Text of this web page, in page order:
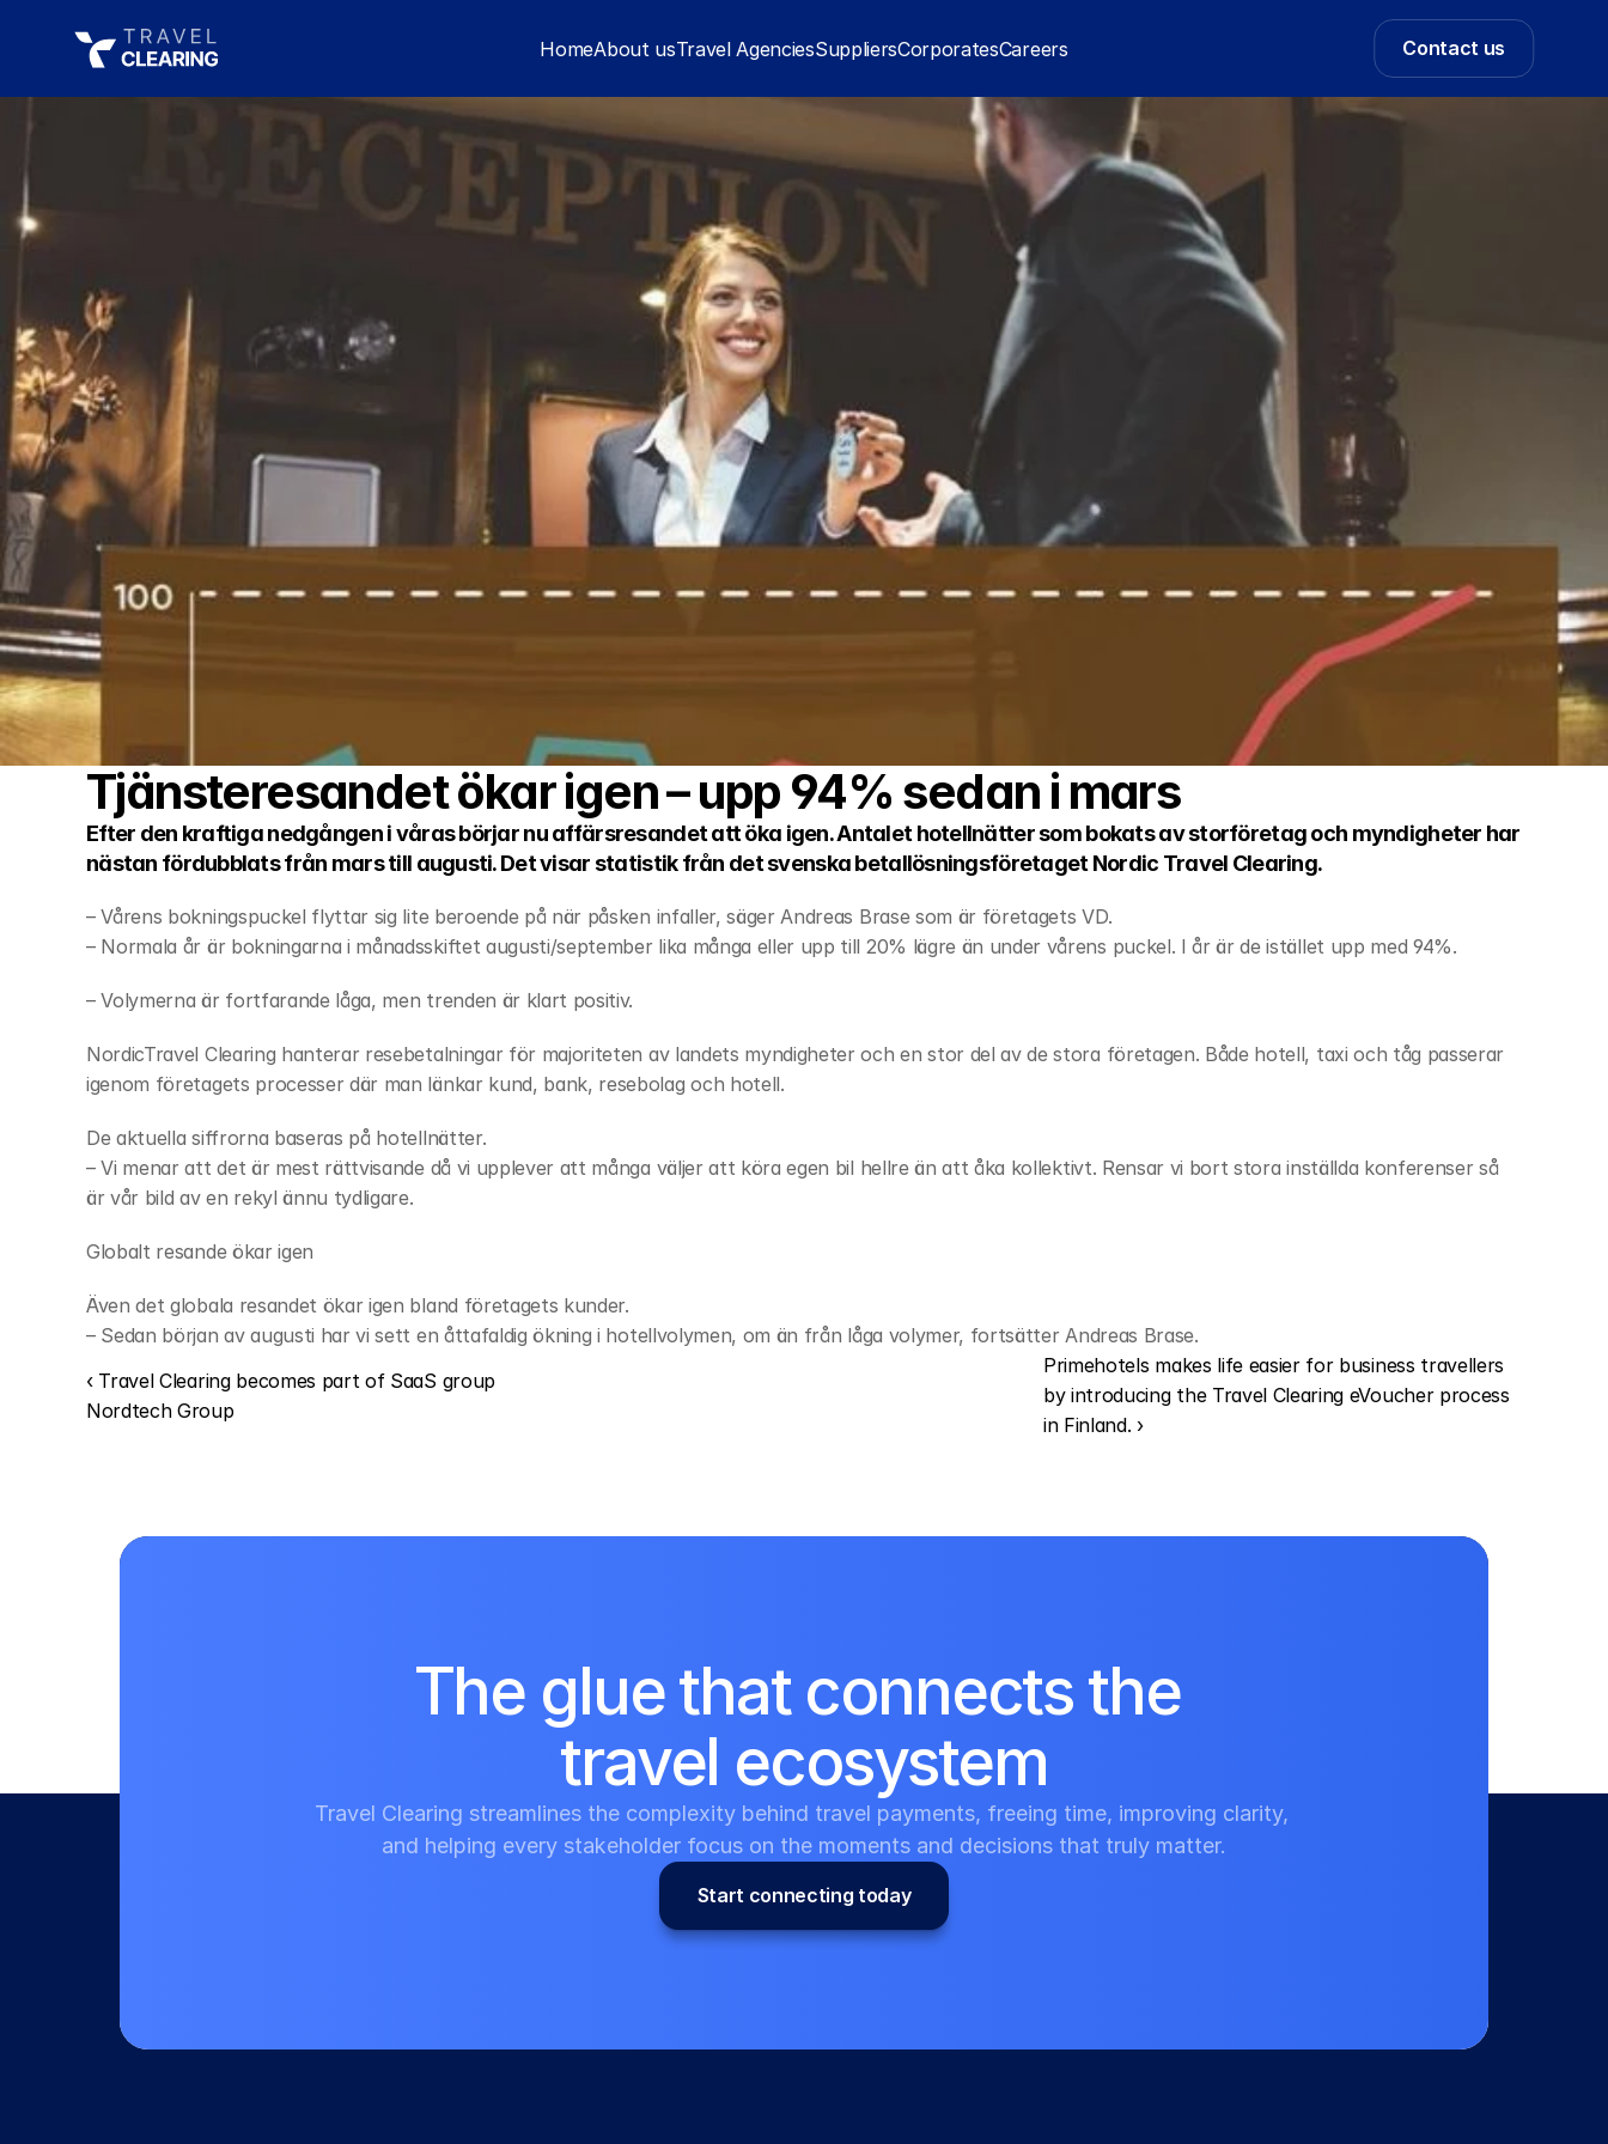
Tjänsteresandet ökar igen – upp 94% sedan i mars
Efter den kraftiga nedgången i våras börjar nu affärsresandet att öka igen. Antalet hotellnätter som bokats av storföretag och myndigheter har
nästan fördubblats från mars till augusti. Det visar statistik från det svenska betallösningsföretaget Nordic Travel Clearing.
– Vårens bokningspuckel flyttar sig lite beroende på när påsken infaller, säger Andreas Brase som är företagets VD.
– Normala år är bokningarna i månadsskiftet augusti/september lika många eller upp till 20% lägre än under vårens puckel. I år är de istället upp med 94%.
– Volymerna är fortfarande låga, men trenden är klart positiv.
NordicTravel Clearing hanterar resebetalningar för majoriteten av landets myndigheter och en stor del av de stora företagen. Både hotell, taxi och tåg passerar
igenom företagets processer där man länkar kund, bank, resebolag och hotell.
De aktuella siffrorna baseras på hotellnätter.
– Vi menar att det är mest rättvisande då vi upplever att många väljer att köra egen bil hellre än att åka kollektivt. Rensar vi bort stora inställda konferenser så
är vår bild av en rekyl ännu tydligare.
Globalt resande ökar igen
Även det globala resandet ökar igen bland företagets kunder.
– Sedan början av augusti har vi sett en åttafaldig ökning i hotellvolymen, om än från låga volymer, fortsätter Andreas Brase.
‹ Travel Clearing becomes part of SaaS group
Nordtech Group
Primehotels makes life easier for business travellers
by introducing the Travel Clearing eVoucher process
in Finland. ›
The glue that connects the
travel ecosystem
Travel Clearing streamlines the complexity behind travel payments, freeing time, improving clarity,
and helping every stakeholder focus on the moments and decisions that truly matter.
Start connecting today
HomeAbout usTravel AgenciesSuppliersCorporatesCareers Contact us